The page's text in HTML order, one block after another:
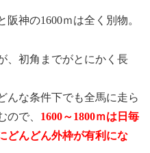
神の1600ｍは全く別物。
、初角までがとにかく長
んな条件下でも全馬に走ら
ので、 1600～1800ｍは日毎
どんどん外枠が有利にな